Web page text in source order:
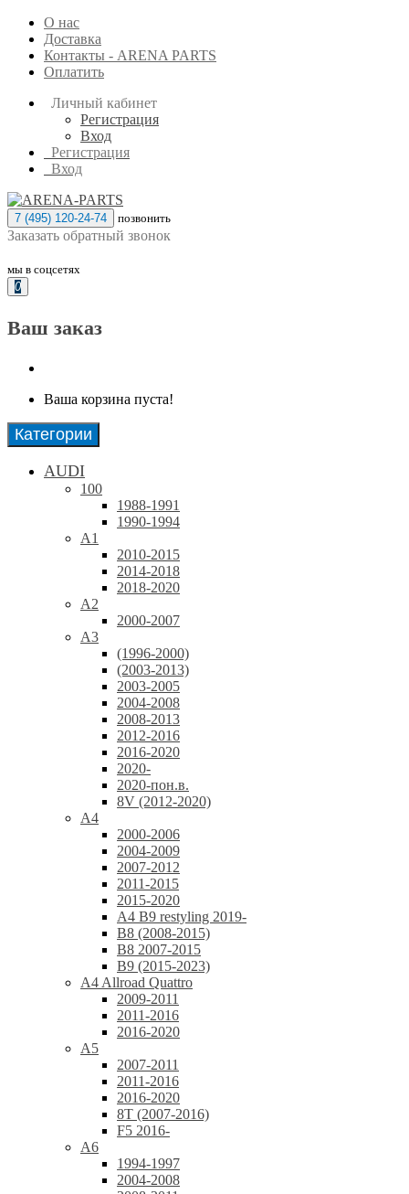
О нас
Доставка
Контакты - ARENA PARTS
Оплатить
Личный кабинет
Регистрация
Вход
Регистрация
Вход
7 (495) 120-24-74 позвонить
Заказать обратный звонок
мы в соцсетях
0
Ваш заказ
Ваша корзина пуста!
Категории
AUDI
100
1988-1991
1990-1994
A1
2010-2015
2014-2018
2018-2020
A2
2000-2007
A3
(1996-2000)
(2003-2013)
2003-2005
2004-2008
2008-2013
2012-2016
2016-2020
2020-
2020-пон.в.
8V (2012-2020)
A4
2000-2006
2004-2009
2007-2012
2011-2015
2015-2020
A4 B9 restyling 2019-
B8 (2008-2015)
B8 2007-2015
B9 (2015-2023)
A4 Allroad Quattro
2009-2011
2011-2016
2016-2020
A5
2007-2011
2011-2016
2016-2020
8T (2007-2016)
F5 2016-
A6
1994-1997
2004-2008